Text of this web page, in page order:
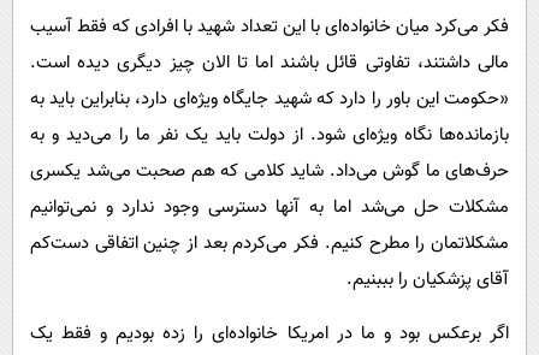
فکر می‌کرد میان خانواده‌ای با این تعداد شهید با افرادی که فقط آسیب
مالی داشتند، تفاوتی قائل باشند اما تا الان چیز دیگری دیده است.
«حکومت این باور را دارد که شهید جایگاه ویژه‌ای دارد، بنابراین باید به
بازمانده‌ها نگاه ویژه‌ای شود. از دولت باید یک نفر ما را می‌دید و به
حرف‌های ما گوش می‌داد. شاید کلامی که هم صحبت می‌شد یکسری
مشکلات حل می‌شد اما به آنها دسترسی وجود ندارد و نمی‌توانیم
مشکلاتمان را مطرح کنیم. فکر می‌کردم بعد از چنین اتفاقی دست‌کم
آقای پزشکیان را بببنیم.
اگر برعکس بود و ما در امریکا خانواده‌ای را زده بودیم و فقط یک